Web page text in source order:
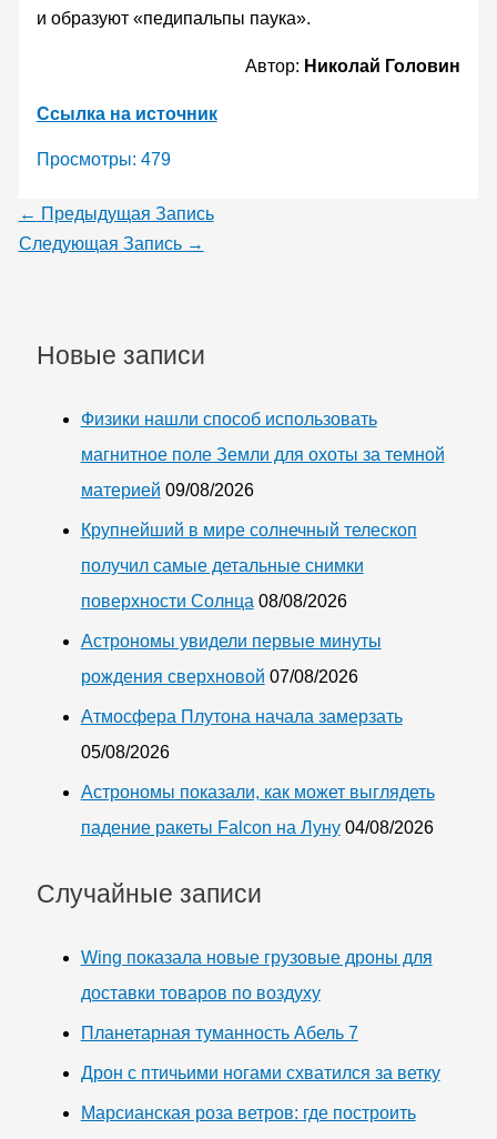
и образуют «педипальпы паука».
Автор: Николай Головин
Ссылка на источник
Просмотры: 479
← Предыдущая Запись
Следующая Запись →
Новые записи
Физики нашли способ использовать
магнитное поле Земли для охоты за темной
материей 09/08/2026
Крупнейший в мире солнечный телескоп
получил самые детальные снимки
поверхности Солнца 08/08/2026
Астрономы увидели первые минуты
рождения сверхновой 07/08/2026
Атмосфера Плутона начала замерзать
05/08/2026
Астрономы показали, как может выглядеть
падение ракеты Falcon на Луну 04/08/2026
Случайные записи
Wing показала новые грузовые дроны для
доставки товаров по воздуху
Планетарная туманность Абель 7
Дрон с птичьими ногами схватился за ветку
Марсианская роза ветров: где построить